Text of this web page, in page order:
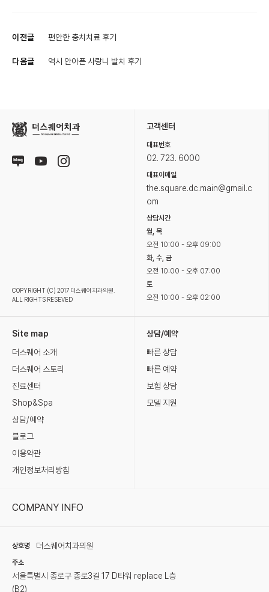
이전글 편안한 충치치료 후기
다음글 역시 안아픈 사랑니 발치 후기
COPYRIGHT (C) 2017 더스퀘어치과의원.
ALL RIGHTS RESEVED
고객센터
대표번호
02. 723. 6000
대표이메일
the.square.dc.main@gmail.c
om
상담시간
월, 목
오전 10:00 - 오후 09:00
화, 수, 금
오전 10:00 - 오후 07:00
토
오전 10:00 - 오후 02:00
Site map
더스퀘어 소개
더스퀘어 스토리
진료센터
Shop&Spa
상담/예약
블로그
이용약관
개인정보처리방침
상담/예약
빠른 상담
빠른 예약
보험 상담
모델 지원
COMPANY INFO
상호명 더스퀘어치과의원
주소
서울특별시 종로구 종로3길 17 D타워 replace L층
(B2)